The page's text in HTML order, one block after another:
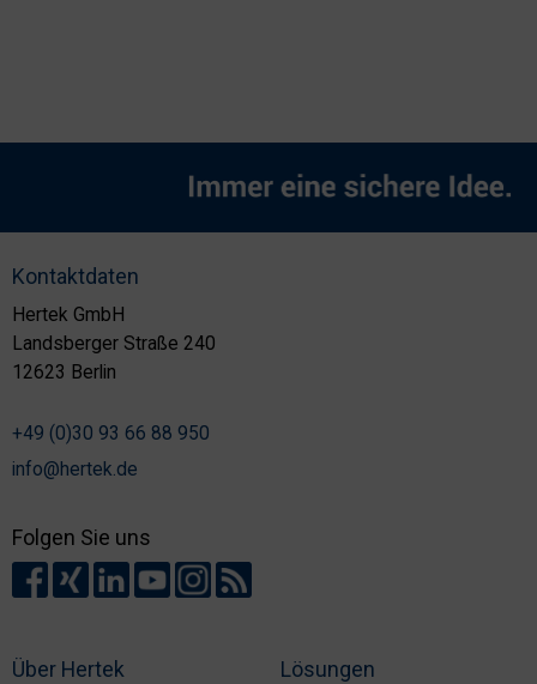
Über Hertek Lösungen
Kontaktdaten
Hertek GmbH
Landsberger Straße 240
12623 Berlin
+49 (0)30 93 66 88 950
info@hertek.de
Folgen Sie uns